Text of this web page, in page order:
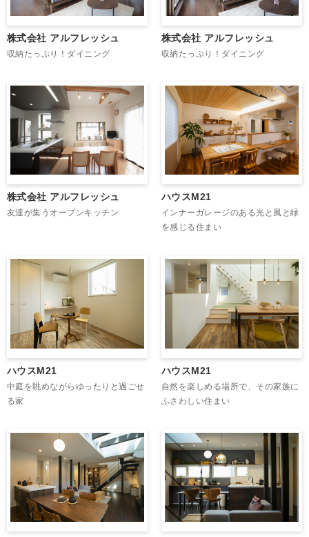
株式会社 アルフレッシュ
収納たっぷり！ダイニング
株式会社 アルフレッシュ
収納たっぷり！ダイニング
株式会社 アルフレッシュ
友達が集うオープンキッチン
ハウスM21
インナーガレージのある光と風と緑
を感じる住まい
ハウスM21
中庭を眺めながらゆったりと過ごせ
る家
ハウスM21
自然を楽しめる場所で、その家族に
ふさわしい住まい